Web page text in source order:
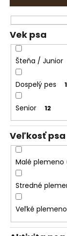
i
e
p
r
o
d
u
k
o
v
Vek psa
Šteňa / Junior
Dospelý pes
Senior 12
Veľkosť psa
Malé plemeno
Stredné
Veľké
O
d
p
o
ú
č
a
m